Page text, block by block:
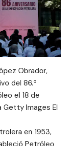
Obrador,
del 86.º
el 18 de
Getty Images El
en 1953,